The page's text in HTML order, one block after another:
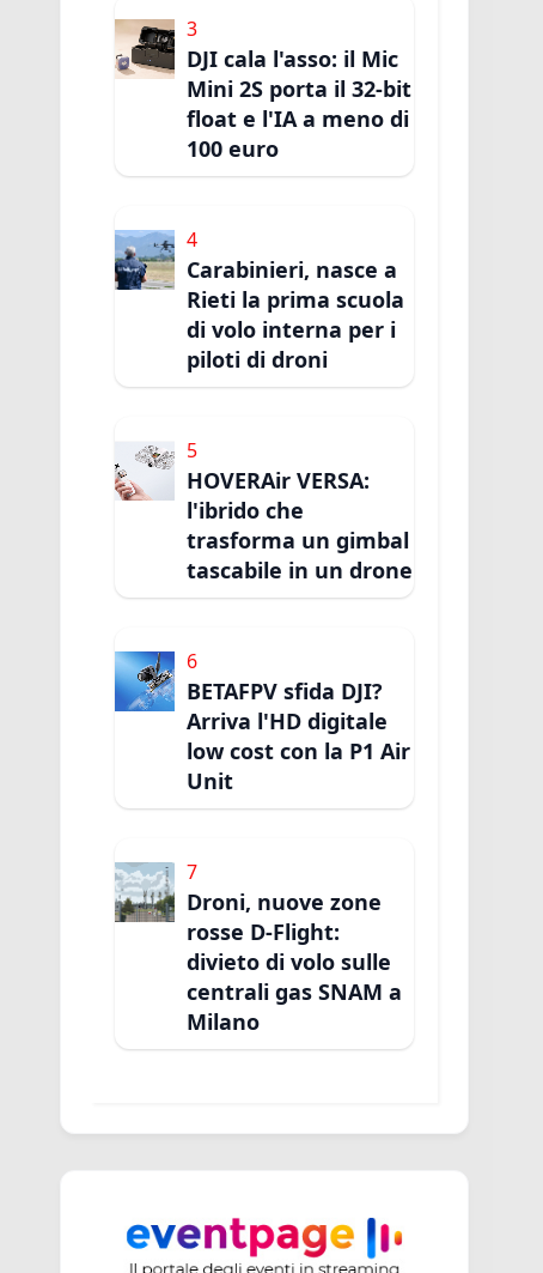
3
DJI cala l'asso: il Mic
Mini 2S porta il 32-bit
float e l'IA a meno di
100 euro
4
Carabinieri, nasce a
Rieti la prima scuola
di volo interna per i
piloti di droni
5
HOVERAir VERSA:
l'ibrido che
trasforma un gimbal
tascabile in un drone
6
BETAFPV sfida DJI?
Arriva l'HD digitale
low cost con la P1 Air
Unit
7
Droni, nuove zone
rosse D-Flight:
divieto di volo sulle
centrali gas SNAM a
Milano